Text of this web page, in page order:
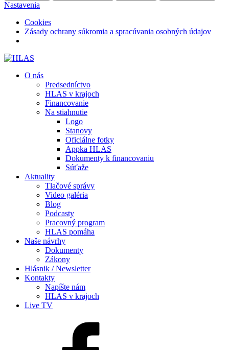
Nastavenia
Cookies
Zásady ochrany súkromia a spracúvania osobných údajov
O nás
Predsedníctvo
HLAS v krajoch
Financovanie
Na stiahnutie
Logo
Stanovy
Oficiálne fotky
Appka HLAS
Dokumenty k financovaniu
Súťaže
Aktuality
Tlačové správy
Video galéria
Blog
Podcasty
Pracovný program
HLAS pomáha
Naše návrhy
Dokumenty
Zákony
Hlásnik / Newsletter
Kontakty
Napíšte nám
HLAS v krajoch
Live TV